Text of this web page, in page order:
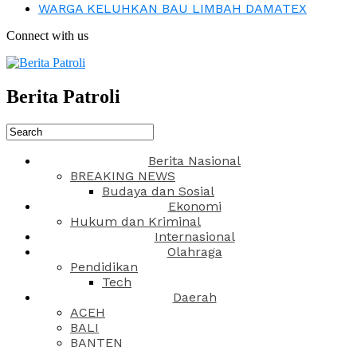
WARGA KELUHKAN BAU LIMBAH DAMATEX
Connect with us
Berita Patroli
Berita Nasional
BREAKING NEWS
Budaya dan Sosial
Ekonomi
Hukum dan Kriminal
Internasional
Olahraga
Pendidikan
Tech
Daerah
ACEH
BALI
BANTEN